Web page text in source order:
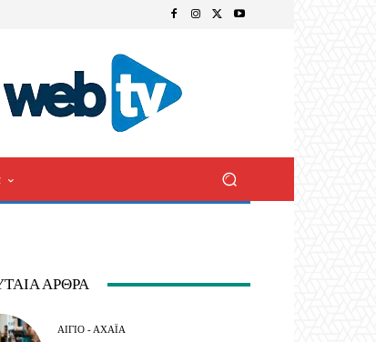
ΆΡΘΡΑ
ΑΊΓΙΟ - ΑΧΑΪ́Α